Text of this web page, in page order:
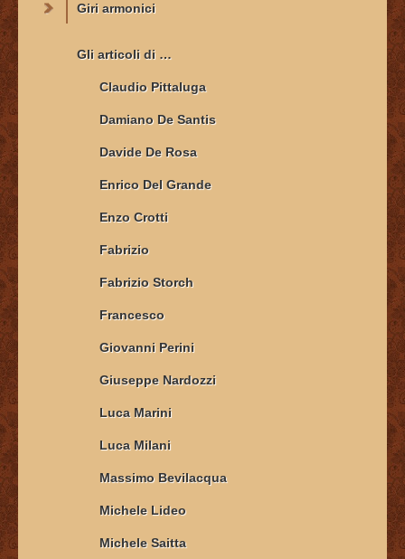
Giri armonici
Gli articoli di …
Claudio Pittaluga
Damiano De Santis
Davide De Rosa
Enrico Del Grande
Enzo Crotti
Fabrizio
Fabrizio Storch
Francesco
Giovanni Perini
Giuseppe Nardozzi
Luca Marini
Luca Milani
Massimo Bevilacqua
Michele Lideo
Michele Saitta